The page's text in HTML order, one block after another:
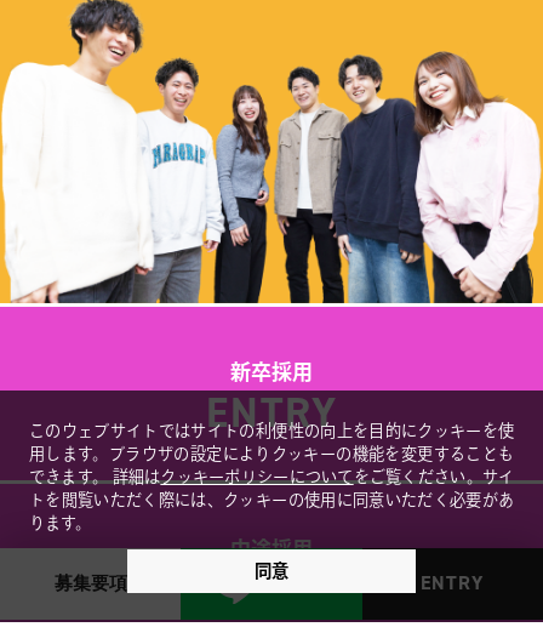
新卒採用
ENTRY
中途採用
ENTRY
募集要項 友達追加 ENTRY
このウェブサイトではサイトの利便性の向上を目的にクッキーを使
用します。ブラウザの設定によりクッキーの機能を変更することも
できます。詳細はクッキーポリシーについてをご覧ください。サイ
トを閲覧いただく際には、クッキーの使用に同意いただく必要があ
ります。
同意